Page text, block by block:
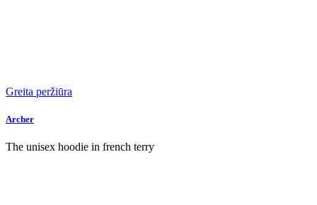
Greita peržiūra
Archer
The unisex hoodie in french terry